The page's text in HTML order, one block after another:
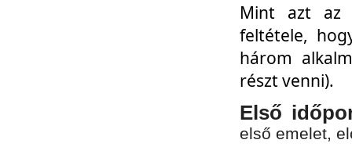
Mint azt az
feltétele,
három
részt venni).
Első
első emelet,